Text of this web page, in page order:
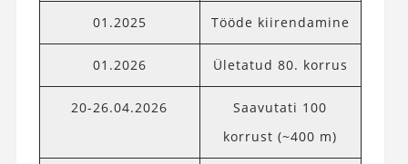
01.2025 Tööde kiirendamine
01.2026 Ületatud 80. korrus
20-26.04.2026
Saavutati 100
korrust (~400 m)